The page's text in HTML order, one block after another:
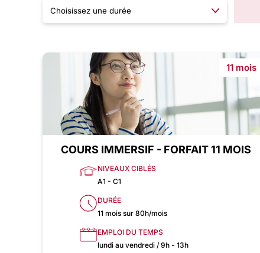
11 mois
COURS IMMERSIF - FORFAIT 11 MOIS
NIVEAUX CIBLÉS
A1 - C1
DURÉE
11 mois sur 80h/mois
EMPLOI DU TEMPS
lundi au vendredi / 9h - 13h